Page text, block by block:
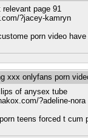
relevant page 91
?jacey-kamryn
porn video
xxx onlyfans porn
of anysex tube
?adeline-nora
teens forced t